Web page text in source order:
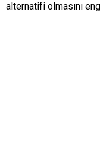
alternatifi olmasını